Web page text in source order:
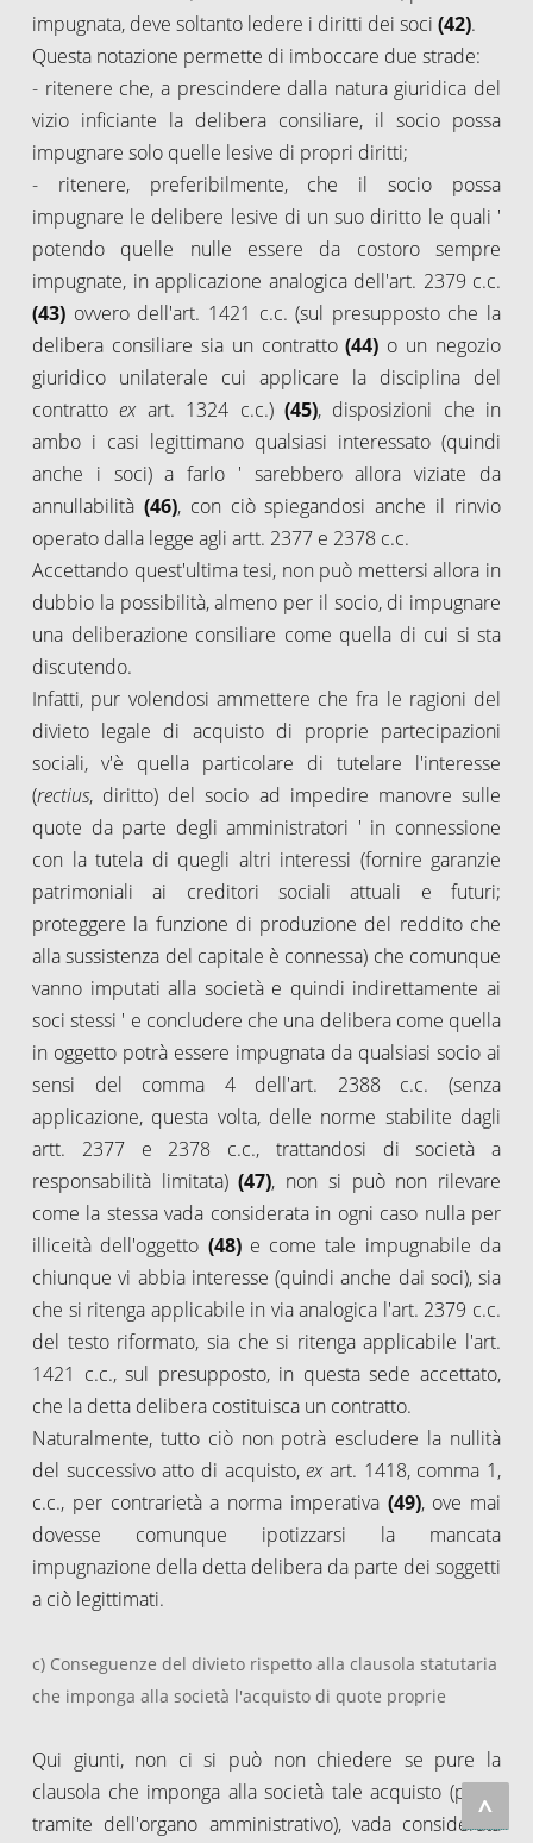
impugnata, deve soltanto ledere i diritti dei soci (42).
Questa notazione permette di imboccare due strade:
- ritenere che, a prescindere dalla natura giuridica del
vizio inficiante la delibera consiliare, il socio possa
impugnare solo quelle lesive di propri diritti;
- ritenere, preferibilmente, che il socio possa
impugnare le delibere lesive di un suo diritto le quali '
potendo quelle nulle essere da costoro sempre
impugnate, in applicazione analogica dell'art. 2379 c.c.
(43) ovvero dell'art. 1421 c.c. (sul presupposto che la
delibera consiliare sia un contratto(44) o un negozio
giuridico unilaterale cui applicare la disciplina del
contrattoex art. 1324 c.c.) (45), disposizioni che in
ambo i casi legittimano qualsiasi interessato (quindi
anche i soci) a farlo ' sarebbero allora viziate da
annullabilità (46), con ciò spiegandosi anche il rinvio
operato dalla legge agli artt. 2377 e 2378 c.c.
Accettando quest'ultima tesi, non può mettersi allora in
dubbio la possibilità, almeno per il socio, di impugnare
una deliberazione consiliare come quella di cui si sta
discutendo.
Infatti, pur volendosi ammettere che fra le ragioni del
divieto legale di acquisto di proprie partecipazioni
sociali, v'è quella particolare di tutelare l'interesse
(rectius, diritto) del socio ad impedire manovre sulle
quote da parte degli amministratori ' in connessione
con la tutela di quegli altri interessi (fornire garanzie
patrimoniali ai creditori sociali attuali e futuri;
proteggere la funzione di produzione del reddito che
alla sussistenza del capitale è connessa) che comunque
vanno imputati alla società e quindi indirettamente ai
soci stessi ' e concludere che una delibera come quella
in oggetto potrà essere impugnata da qualsiasi socio ai
sensi del comma 4 dell'art. 2388 c.c. (senza
applicazione, questa volta, delle norme stabilite dagli
artt. 2377 e 2378 c.c., trattandosi di società a
responsabilità limitata)(47), non si può non rilevare
come la stessa vada considerata in ogni caso nulla per
illiceità dell'oggetto (48)e come tale impugnabile da
chiunque vi abbia interesse (quindi anche dai soci), sia
che si ritenga applicabile in via analogica l'art. 2379 c.c.
del testo riformato, sia che si ritenga applicabile l'art.
1421 c.c., sul presupposto, in questa sede accettato,
che la detta delibera costituisca un contratto.
Naturalmente, tutto ciò non potrà escludere la nullità
del successivo atto di acquisto,exart. 1418, comma 1,
c.c., per contrarietà a norma imperativa (49), ove mai
dovesse comunque ipotizzarsi la mancata
impugnazione della detta delibera da parte dei soggetti
a ciò legittimati.
c) Conseguenze del divieto rispetto alla clausola statutaria
che imponga alla società l'acquisto di quote proprie
Qui giunti, non ci si può non chiedere se pure la
clausola che imponga alla società tale acquisto (per il
tramite dell'organo amministrativo), vada considerata
^